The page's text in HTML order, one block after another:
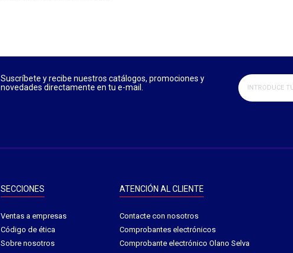
Suscríbete y recibe nuestros catálogos, promociones y
novedades directamente en tu e-mail.
SECCIONES
Ventas a empresas​
Código de ética​
Sobre nosotros
ATENCIÓN AL CLIENTE
Contacte con nosotros
Comprobantes electrónicos
Comprobante electrónico Olano Selva